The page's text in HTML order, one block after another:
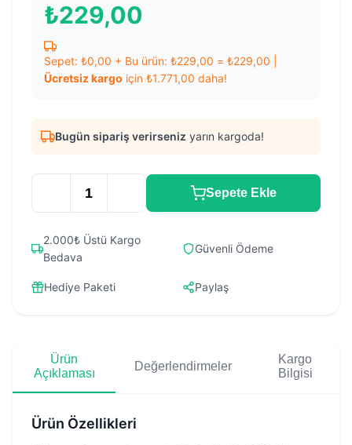
₺229,00
Sepet: ₺0,00 + Bu ürün: ₺229,00 = ₺229,00
Ücretsiz kargo için ₺1.771,00 daha!
Bugün sipariş verirseniz yarın kargoda!
Sepete Ekle
2.000₺ Üstü Kargo
Bedava
Güvenli Ödeme
Hediye Paketi Paylaş
Ürün
Açıklaması
Değerlendirmeler
Kargo
Bilgisi
Ürün Özellikleri